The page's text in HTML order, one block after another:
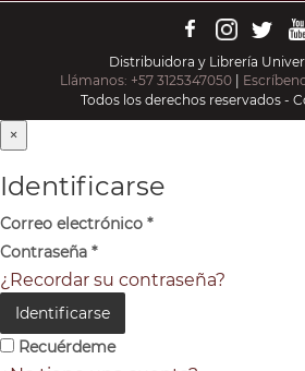
Distribuidora y Librería
Llámanos: +57 3125347050 |
Todos los derechos reservados -
×
Identificarse
Correo electrónico *
Contraseña *
¿Recordar su contraseña?
Identificarse
Recuérdeme